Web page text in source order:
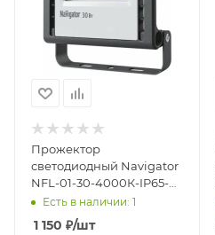
Прожектор
светодиодный Navigator
NFL-01-30-4000К-IP65-
LED 14143 NFL-01
Есть в наличии: 1
1 150 ₽/шт